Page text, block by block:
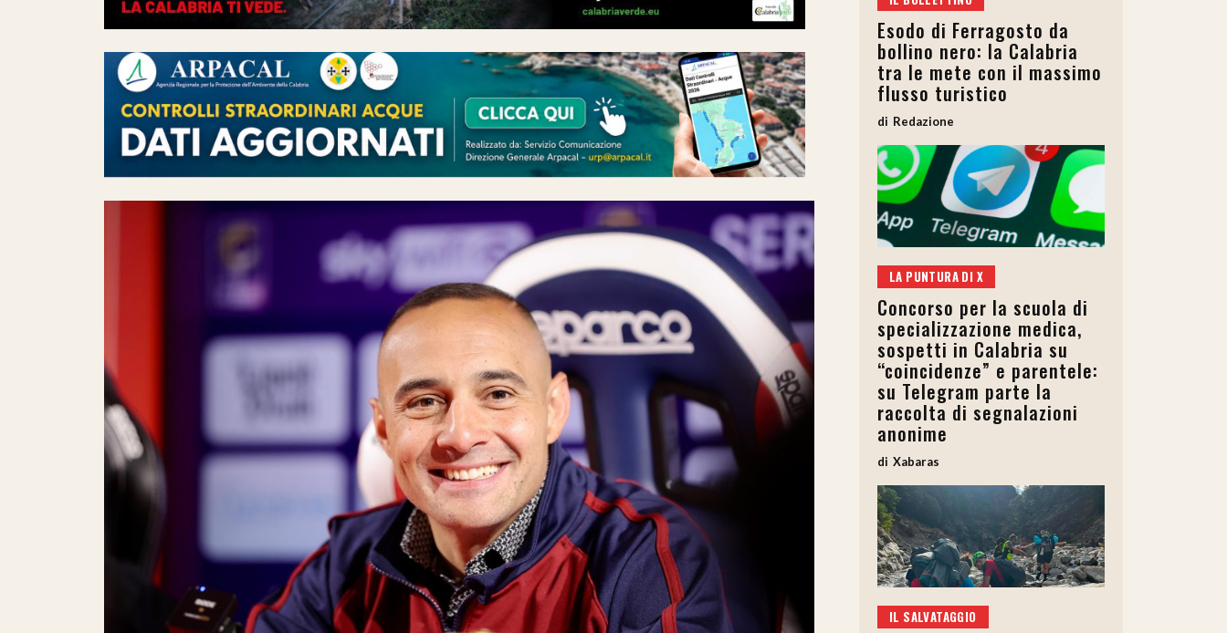
Esodo di Ferragosto da
bollino nero: la Calabria
tra le mete con il massimo
flusso turistico
Redazione
LA PUNTURA DI X
Concorso per la scuola di
specializzazione medica,
sospetti in Calabria su
“coincidenze” e parentele:
su Telegram parte la
raccolta di segnalazioni
anonime
Xabaras
IL SALVATAGGIO